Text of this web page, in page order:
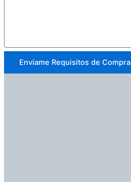
Envíame Requisitos de Compra